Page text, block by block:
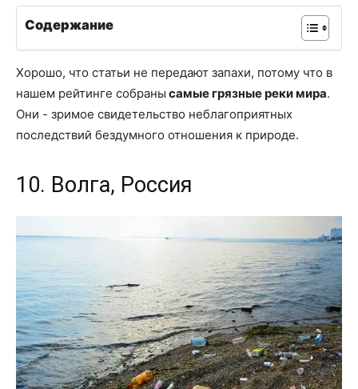
Содержание
Хорошо, что статьи не передают запахи, потому что в
нашем рейтинге собраны самые грязные реки мира.
Они - зримое свидетельство неблагоприятных
последствий бездумного отношения к природе.
10. Волга, Россия